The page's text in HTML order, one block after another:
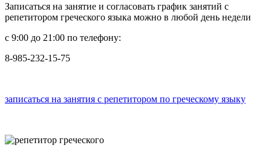
Записаться на занятие и согласовать график занятий с
репетитором греческого языка можно в любой день недели
с 9:00 до 21:00 по телефону:
8-985-232-15-75
записаться на занятия с репетитором по греческому языку